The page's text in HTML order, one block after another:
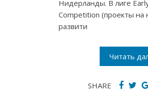
Нидерланды. В лиге
Competition (проекты на
развити
Читать
SHARE